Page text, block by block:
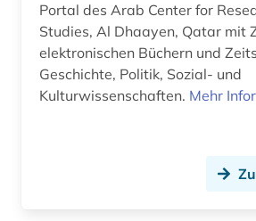
glossar (1)
graphic novel (4)
Portal des Arab Center for
Studies, Al Dhaayen, Qatar mit
elektronischen Büchern und
Geschichte, Politik, Sozial- und
Kulturwissenschaften. Mehr